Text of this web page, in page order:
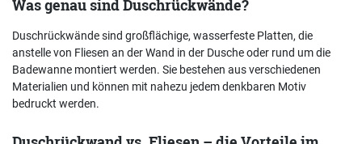
Was genau sind Duschrückwände?
Duschrückwände sind großflächige, wasserfeste Platten, die
anstelle von Fliesen an der Wand in der Dusche oder rund um die
Badewanne montiert werden. Sie bestehen aus verschiedenen
Materialien und können mit nahezu jedem denkbaren Motiv
bedruckt werden.